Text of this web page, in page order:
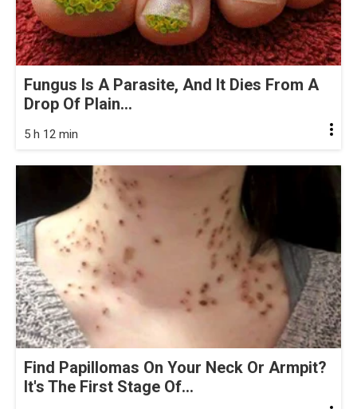
Fungus Is A Parasite, And It Dies From A
Drop Of Plain...
5 h 12 min
Find Papillomas On Your Neck Or Armpit?
It's The First Stage Of...